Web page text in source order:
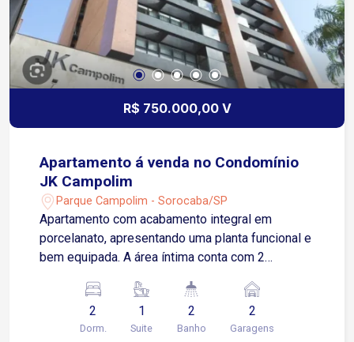
R$ 750.000,00 V
Apartamento á venda no Condomínio
JK Campolim
Parque Campolim - Sorocaba/SP
Apartamento com acabamento integral em
porcelanato, apresentando uma planta funcional e
bem equipada. A área íntima conta com 2
planejados, painel de TV e espelhos. A zona
social é composta por uma sala ampla para 2
ambientes (estar, jantar e TV), equipada com
2
Dorm.
1
Suite
2
Banho
2
Garagens